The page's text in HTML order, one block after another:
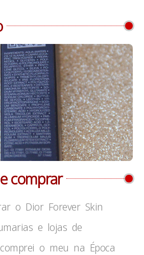
comprar
o Dior Forever Skin
e lojas de
o meu na Época